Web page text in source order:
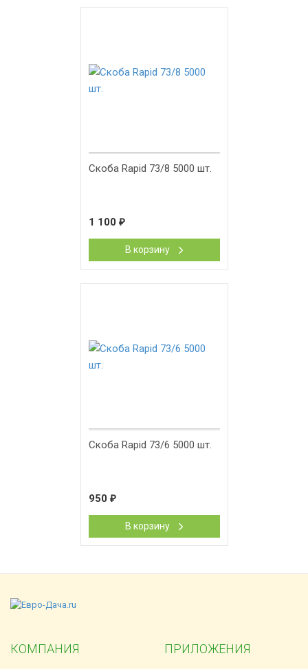
Скоба Rapid 73/8 5000 шт.
1 100 ₽
В корзину
Скоба Rapid 73/6 5000 шт.
950 ₽
В корзину
КОМПАНИЯ ПРИЛОЖЕНИЯ